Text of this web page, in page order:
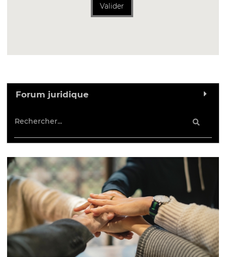
Valider
Forum juridique